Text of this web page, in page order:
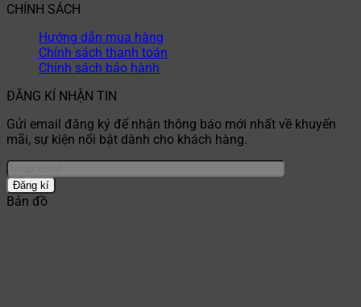
CHÍNH SÁCH
Hướng dẫn mua hàng
Chính sách thanh toán
Chính sách bảo hành
ĐĂNG KÍ NHẬN TIN
Gửi email đăng ký để nhận thông báo mới nhất về khuyến
mãi, sự kiện nổi bật dành cho khách hàng.
Bản đồ